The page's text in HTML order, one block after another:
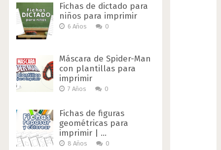
Fichas de dictado para
niños para imprimir
6 Años 0
Máscara de Spider-Man
con plantillas para
imprimir
7 Años 0
Fichas de figuras
geométricas para
imprimir | …
8 Años 0